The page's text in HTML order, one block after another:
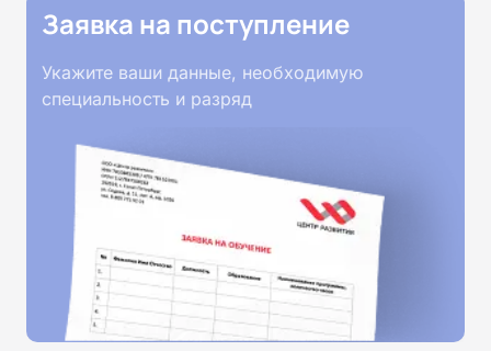
Заявка на поступление
Укажите ваши данные, необходимую
специальность и разряд